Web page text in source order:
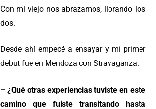
Con mi viejo nos abrazamos, llorando los
dos.
Desde ahí empecé a ensayar y mi primer
debut fue en Mendoza con Stravaganza.
– ¿Qué otras experiencias tuviste en este
camino que fuiste transitando hasta